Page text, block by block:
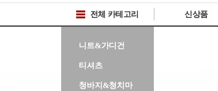
전체 카테고리 신상품
니트&가디건
티셔츠
청바지&청치마